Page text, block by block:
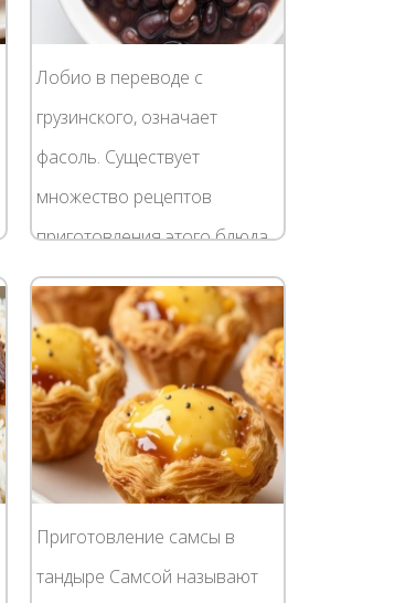
Лобио в переводе с
грузинского, означает
фасоль. Существует
множество рецептов
приготовления этого блюда.
Отличаются они друг от
друга сортами бобов,
степенью их разваренности
и дополнительными...
Приготовление самсы в
тандыре Самсой называют